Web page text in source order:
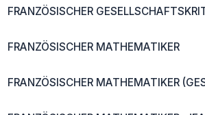
FRANZÖSISCHER
FRANZÖSISCHER MATHEMATIKER
FRANZÖSISCHER MATHEMATIKER